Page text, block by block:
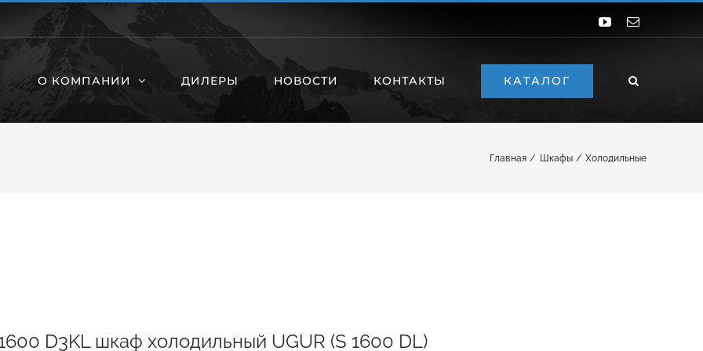
YouTubeEmail
О КОМПАНИИ ДИЛЕРЫ НОВОСТИ КОНТАКТЫ КАТАЛОГ
Главная Шкафы Холодильные
D3KL шкаф холодильный UGUR (S 1600 DL)